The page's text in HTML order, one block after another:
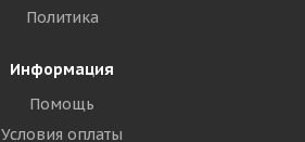
Политика
Информация
Помощь
Условия оплаты